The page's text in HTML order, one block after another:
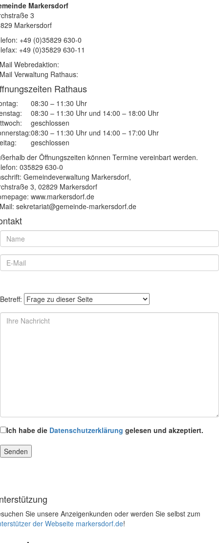
Markersdorf
3
Markersdorf
+49 (0)35829 630-0
+49 (0)35829 630-11
Webredaktion:
Verwaltung Rathaus:
Rathaus
08:30 – 11:30 Uhr
08:30 – 11:30 Uhr und 14:00 – 18:00 Uhr
geschlossen
08:30 – 11:30 Uhr und 14:00 – 17:00 Uhr
geschlossen
der Öffnungszeiten können Termine vereinbart werden.
035829 630-0
Gemeindeverwaltung Markersdorf,
3, 02829 Markersdorf
www.markersdorf.de
sekretariat@gemeinde-markersdorf.de
Betreff:
Ich habe die Datenschutzerklärung gelesen und akzeptiert.
Sie unsere Anzeigenkunden oder werden Sie selbst zum
der Webseite markersdorf.de!